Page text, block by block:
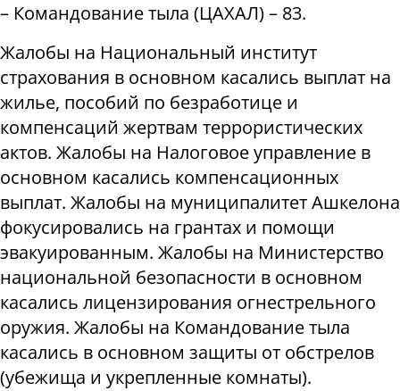
– Командование тыла (ЦАХАЛ) – 83.
Жалобы на Национальный институт
страхования в основном касались выплат на
жилье, пособий по безработице и
компенсаций жертвам террористических
актов. Жалобы на Налоговое управление в
основном касались компенсационных
выплат. Жалобы на муниципалитет Ашкелона
фокусировались на грантах и помощи
эвакуированным. Жалобы на Министерство
национальной безопасности в основном
касались лицензирования огнестрельного
оружия. Жалобы на Командование тыла
касались в основном защиты от обстрелов
(убежища и укрепленные комнаты).